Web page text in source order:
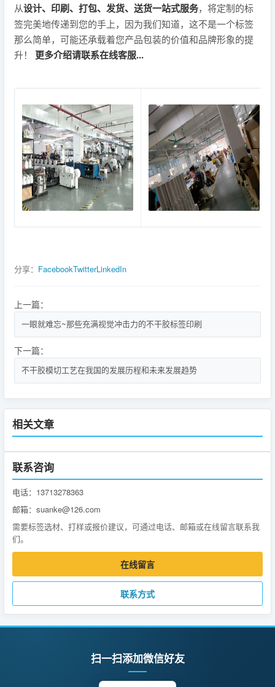
从设计、印刷、打包、发货、送货一站式服务，将定制的标
签完美地传递到您的手上，因为我们知道，这不是一个标签
那么简单，可能还承载着您产品包装的价值和品牌形象的提
升！ 更多介绍请联系在线客服...
分享： FacebookTwitterLinkedIn
上一篇：
一眼就难忘~那些充满视觉冲击力的不干胶标签印刷
下一篇：
不干胶模切工艺在我国的发展历程和未来发展趋势
相关文章
联系咨询
电话：13713278363
邮箱：suanke@126.com
需要标签选材、打样或报价建议，可通过电话、邮箱或在线留言联系我
们。
在线留言
联系方式
扫一扫添加微信好友